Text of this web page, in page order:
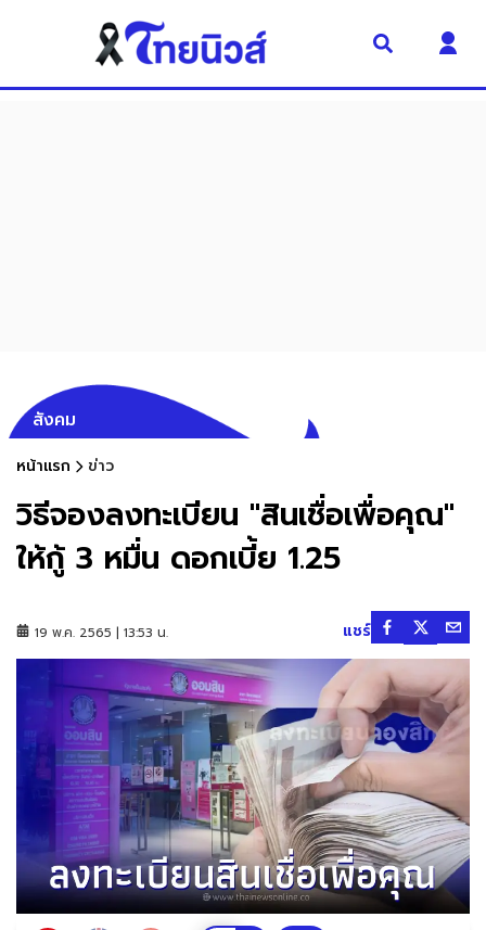
สังคม
หน้าแรก ข่าว
วิธีจองลงทะเบียน "สินเชื่อเพื่อคุณ"
ให้กู้ 3 หมื่น ดอกเบี้ย 1.25
19 พ.ค. 2565 | 13:53 น. แชร์